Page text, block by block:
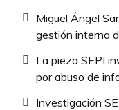
Miguel Ángel
gestión interna
La pieza SEPI
por abuso de
Investigación